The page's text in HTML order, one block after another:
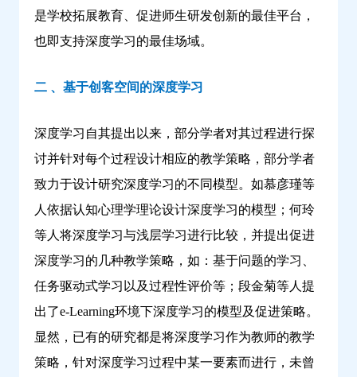
是学校拓展教育、促进师生研发创新的最佳平台，
也即支持深度学习的最佳场域。
二 、基于创客空间的深度学习
深度学习自其提出以来，部分学者对其过程进行探
讨并针对每个过程设计相应的教学策略，部分学者
致力于设计研究深度学习的不同模型。如慕彦瑾等
人依据认知心理学理论设计深度学习的模型；何玲
等人将深度学习与浅层学习进行比较，并提出促进
深度学习的几种教学策略，如：基于问题的学习、
任务驱动式学习以及过程性评价等；段金菊等人提
出了e-Learning环境下深度学习的模型及促进策略。
显然，已有的研究都是将深度学习作为教师的教学
策略，针对深度学习过程中某一要素而进行，未曾